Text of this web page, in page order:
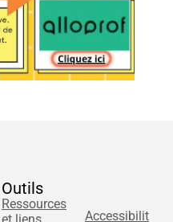
Outils
Ressources
Accessibilit